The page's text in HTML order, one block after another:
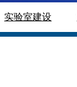
实验室建设